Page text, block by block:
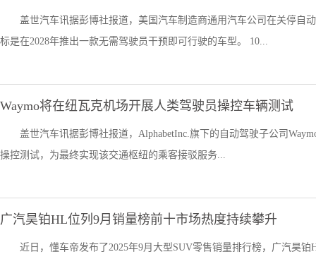
盖世汽车讯据彭博社报道，美国汽车制造商通用汽车公司在关停自
标是在2028年推出一款无需驾驶员干预即可行驶的车型。 10...
Waymo将在纽瓦克机场开展人类驾驶员操控车辆测试
盖世汽车讯据彭博社报道，AlphabetInc.旗下的自动驾驶子公司
操控测试，为最终实现该交通枢纽的乘客接驳服务...
广汽昊铂HL位列9月销量榜前十市场热度持续攀升
近日，懂车帝发布了2025年9月大型SUV零售销量排行榜，广汽昊